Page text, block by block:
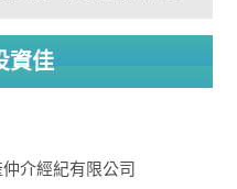
資佳
介經紀有限公司